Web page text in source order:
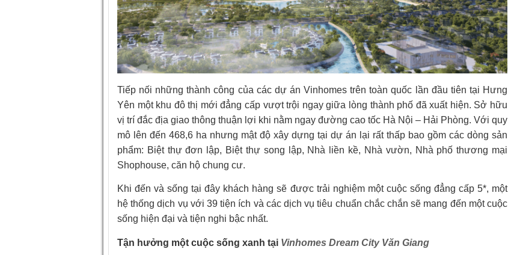
Tiếp nối những thành công của các dự án Vinhomes trên toàn quốc lần đầu tiên tại Hưng
Yên một khu đô thị mới đẳng cấp vượt trội ngay giữa lòng thành phố đã xuất hiện. Sở hữu
vị trí đắc địa giao thông thuận lợi khi nằm ngay đường cao tốc Hà Nội – Hải Phòng. Với quy
mô lên đến 468,6 ha nhưng mật độ xây dựng tại dự án lại rất thấp bao gồm các dòng sản
phẩm: Biệt thự đơn lập, Biệt thự song lập, Nhà liền kề, Nhà vườn, Nhà phố thương mại
Shophouse, căn hộ chung cư.
Khi đến và sống tại đây khách hàng sẽ được trải nghiệm một cuộc sống đẳng cấp 5*, một
hệ thống dịch vụ với 39 tiện ích và các dịch vụ tiêu chuẩn chắc chắn sẽ mang đến một cuộc
sống hiện đại và tiện nghi bậc nhất.
Tận hưởng một cuộc sống xanh tại Vinhomes Dream City Văn Giang